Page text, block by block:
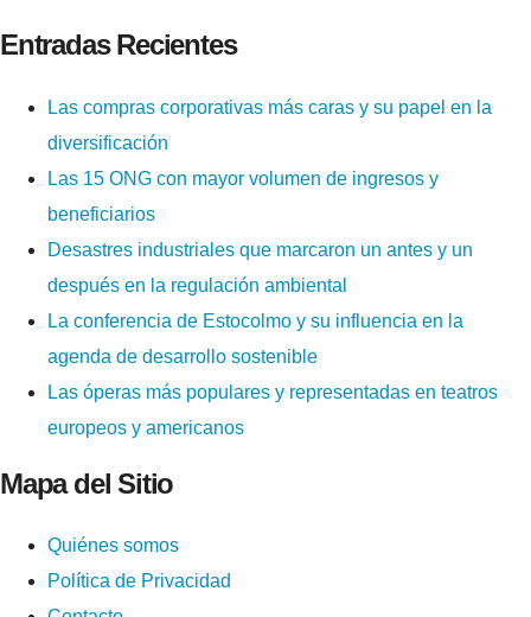
Entradas Recientes
Las compras corporativas más caras y su papel en la
diversificación
Las 15 ONG con mayor volumen de ingresos y
beneficiarios
Desastres industriales que marcaron un antes y un
después en la regulación ambiental
La conferencia de Estocolmo y su influencia en la
agenda de desarrollo sostenible
Las óperas más populares y representadas en teatros
europeos y americanos
Mapa del Sitio
Quiénes somos
Política de Privacidad